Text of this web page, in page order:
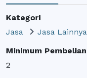
Kategori
Jasa
Jasa Lainnya
Minimum Pembelian
2